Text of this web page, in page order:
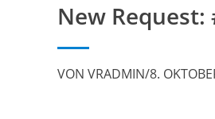
New Request:
VON VRADMIN/8.